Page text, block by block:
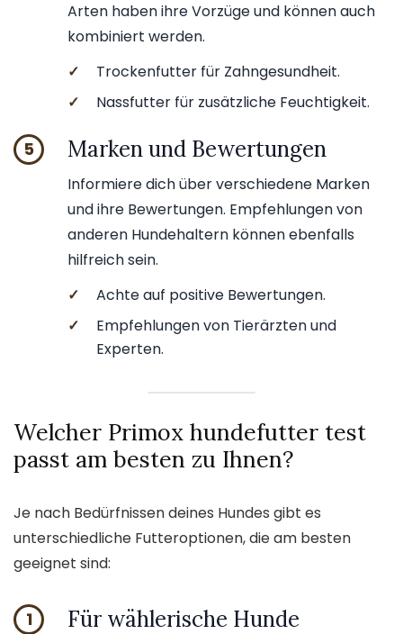
Arten haben ihre Vorzüge und können auch
kombiniert werden.
✓
Trockenfutter für Zahngesundheit.
✓
Nassfutter für zusätzliche Feuchtigkeit.
5 Marken und Bewertungen
Informiere dich über verschiedene Marken
und ihre Bewertungen. Empfehlungen von
anderen Hundehaltern können ebenfalls
hilfreich sein.
✓
Achte auf positive Bewertungen.
✓
Empfehlungen von Tierärzten und
Experten.
Welcher Primox hundefutter test
passt am besten zu Ihnen?
Je nach Bedürfnissen deines Hundes gibt es
unterschiedliche Futteroptionen, die am besten
geeignet sind:
1 Für wählerische Hunde